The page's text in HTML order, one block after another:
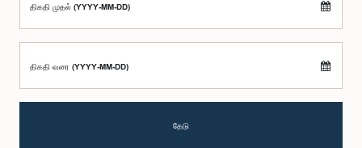
திகதி முதல் (YYYY-MM-DD)
திகதி வரை (YYYY-MM-DD)
தேடு